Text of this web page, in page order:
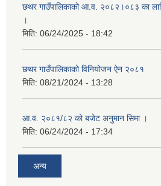
छथर गाउँपालिकाको आ.व. २०८२।०८३ का
।
मिति: 06/24/2025 - 18:42
छथर गाउँपालिकाको विनियोजन ऐन २०८१
मिति: 08/21/2024 - 13:28
आ.व. २०८१/८२ को बजेट अनुमान सिमा ।
मिति: 06/24/2024 - 17:34
अन्य